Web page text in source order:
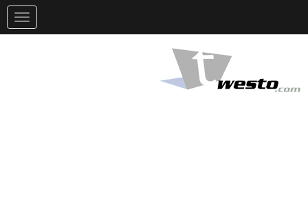
تغيير
التوجيه